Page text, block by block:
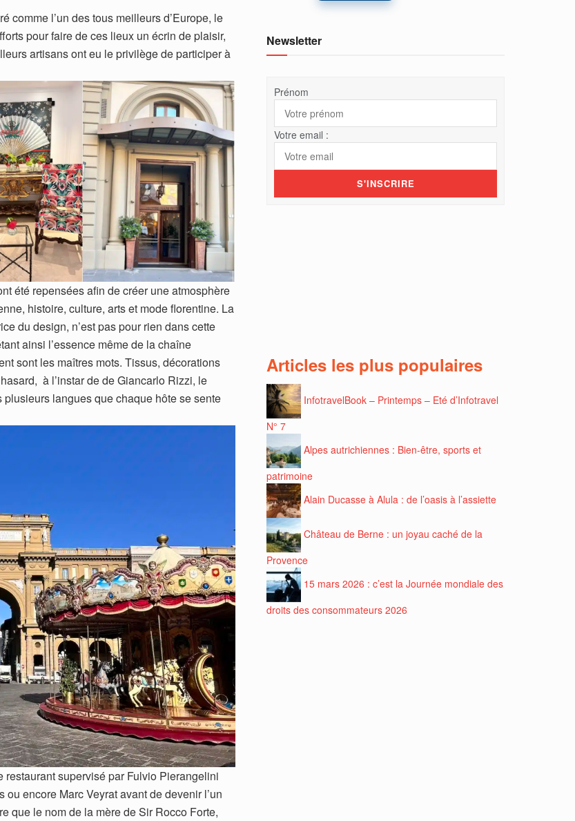
comme l’un des tous meilleurs d’Europe, le
pour faire de ces lieux un écrin de plaisir,
artisans ont eu le privilège de participer à
été repensées afin de créer une atmosphère
histoire, culture, arts et mode florentine. La
du design, n’est pas pour rien dans cette
ainsi l’essence même de la chaîne
sont les maîtres mots. Tissus, décorations
à l’instar de de Giancarlo Rizzi, le
plusieurs langues que chaque hôte se sente
supervisé par Fulvio Pierangelini
encore Marc Veyrat avant de devenir l’un
que le nom de la mère de Sir Rocco Forte,
Newsletter
Prénom
Votre email :
Articles les plus populaires
InfotravelBook – Printemps – Eté d’Infotravel
N° 7
Alpes autrichiennes : Bien-être, sports et
patrimoine
Alain Ducasse à Alula : de l’oasis à l’assiette
Château de Berne : un joyau caché de la
Provence
15 mars 2026 : c’est la Journée mondiale des
droits des consommateurs 2026